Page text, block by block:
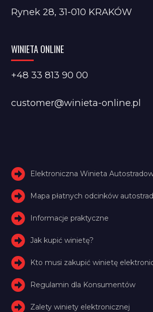
Rynek 28, 31-010 KRAKÓW
WINIETA ONLINE
+48 33 813 90 00
customer@winieta-online.pl
Elektroniczna Winieta
Mapa płatnych odcinków
Informacje praktyczne
Jak kupić winietę?
Kto musi zakupić winietę
Regulamin dla Konsumentów
Zalety winiety elektronicznej